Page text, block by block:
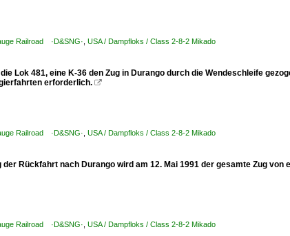
Railroad ·D&SNG· USA / Dampfloks / Class 2-8-2 Mikado
Lok 481, eine K-36 den Zug in Durango durch die Wendeschleife
erforderlich. 
Railroad ·D&SNG· USA / Dampfloks / Class 2-8-2 Mikado
Rückfahrt nach Durango wird am 12. Mai 1991 der gesamte Zug von
Railroad ·D&SNG· USA / Dampfloks / Class 2-8-2 Mikado